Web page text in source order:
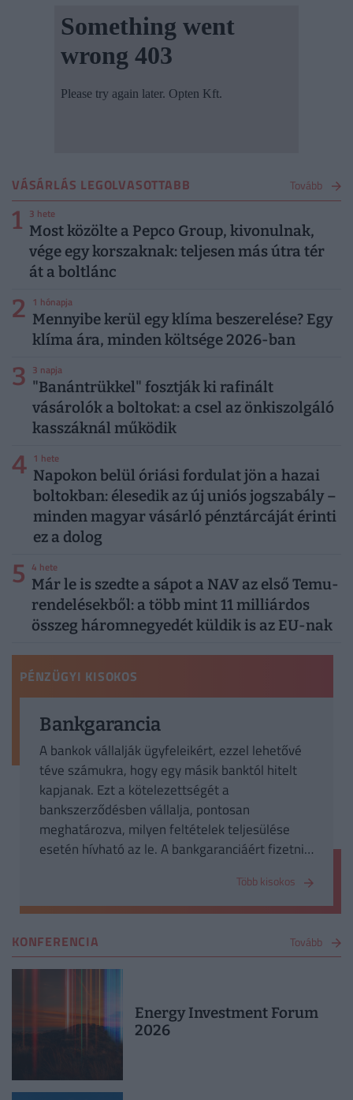
VÁSÁRLÁS LEGOLVASOTTABB Tovább
1 3 hete
Most közölte a Pepco Group, kivonulnak,
vége egy korszaknak: teljesen más útra tér
át a boltlánc
2 1 hónapja
Mennyibe kerül egy klíma beszerelése? Egy
klíma ára, minden költsége 2026-ban
3 3 napja
"Banántrükkel" fosztják ki rafinált
vásárolók a boltokat: a csel az önkiszolgáló
kasszáknál működik
4 1 hete
Napokon belül óriási fordulat jön a hazai
boltokban: élesedik az új uniós jogszabály –
minden magyar vásárló pénztárcáját érinti
ez a dolog
5 4 hete
Már le is szedte a sápot a NAV az első Temu-
rendelésekből: a több mint 11 milliárdos
összeg háromnegyedét küldik is az EU-nak
PÉNZÜGYI KISOKOS
Bankgarancia
A bankok vállalják ügyfeleikért, ezzel lehetővé
téve számukra, hogy egy másik banktól hitelt
kapjanak. Ezt a kötelezettségét a
bankszerződésben vállalja, pontosan
meghatározva, milyen feltételek teljesülése
esetén hívható az le. A bankgaranciáért fizetni
26%-ba kerül. Legfőképp vállalkozások veszik
igénybe a bankok garanciáit. Ami egy
részéről, amennyiben az ügyfél nem a
szerződésnek megfelelően teljesít. A szállító
nemzetközi kereskedelemben fontos, de a
hazai körbetartozások miatt itthon is egyre
népszerűbb a magas díjak ellenére is.
Több kisokos
KONFERENCIA Tovább
Energy Investment Forum
2026